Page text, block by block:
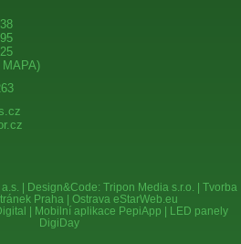
MAPA)
| Design&Code: Tripon Media s.r.o.
Tvorba
Praha | Ostrava eStarWeb.eu
Mobilní aplikace PepiApp
LED panely
DigiDay